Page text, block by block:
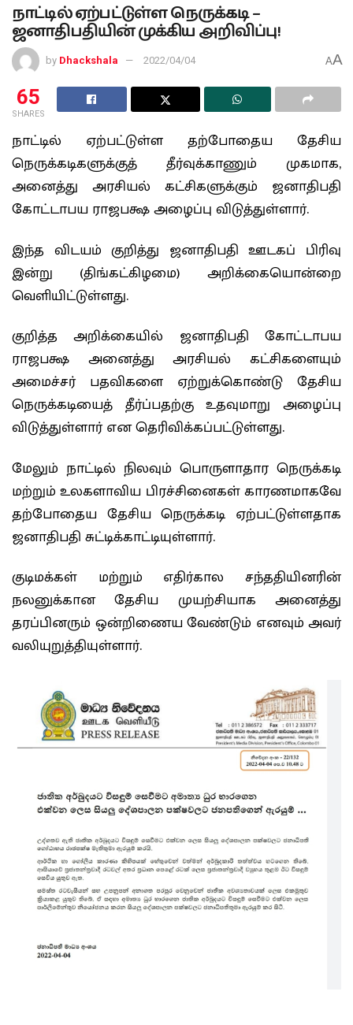
நாட்டில் ஏற்பட்டுள்ள நெருக்கடி –
ஜனாதிபதியின் முக்கிய அறிவிப்பு!
by Dhackshala 2022/04/04 AA
65
SHARES
நாட்டில் ஏற்பட்டுள்ள தற்போதைய தேசிய
நெருக்கடிகளுக்குத் தீர்வுக்காணும் முகமாக,
அனைத்து அரசியல் கட்சிகளுக்கும் ஜனாதிபதி
கோட்டாபய ராஜபக்ஷ அழைப்பு விடுத்துள்ளார்.
இந்த விடயம் குறித்து ஜனாதிபதி ஊடகப் பிரிவு
இன்று (திங்கட்கிழமை) அறிக்கையொன்றை
வெளியிட்டுள்ளது.
குறித்த அறிக்கையில் ஜனாதிபதி கோட்டாபய
ராஜபக்ஷ அனைத்து அரசியல் கட்சிகளையும்
அமைச்சர் பதவிகளை ஏற்றுக்கொண்டு தேசிய
நெருக்கடியைத் தீர்ப்பதற்கு உதவுமாறு அழைப்பு
விடுத்துள்ளார் என தெரிவிக்கப்பட்டுள்ளது.
மேலும் நாட்டில் நிலவும் பொருளாதார நெருக்கடி
மற்றும் உலகளாவிய பிரச்சினைகள் காரணமாகவே
தற்போதைய தேசிய நெருக்கடி ஏற்பட்டுள்ளதாக
ஜனாதிபதி சுட்டிக்காட்டியுள்ளார்.
குடிமக்கள் மற்றும் எதிர்கால சந்ததியினரின்
நலனுக்கான தேசிய முயற்சியாக அனைத்து
தரப்பினரும் ஒன்றிணைய வேண்டும் எனவும் அவர்
வலியுறுத்தியுள்ளார்.